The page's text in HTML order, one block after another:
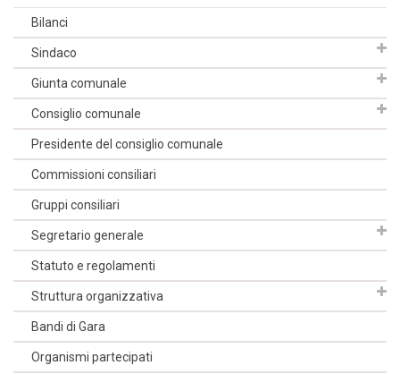
Bilanci
Sindaco
Giunta comunale
Consiglio comunale
Presidente del consiglio comunale
Commissioni consiliari
Gruppi consiliari
Segretario generale
Statuto e regolamenti
Struttura organizzativa
Bandi di Gara
Organismi partecipati